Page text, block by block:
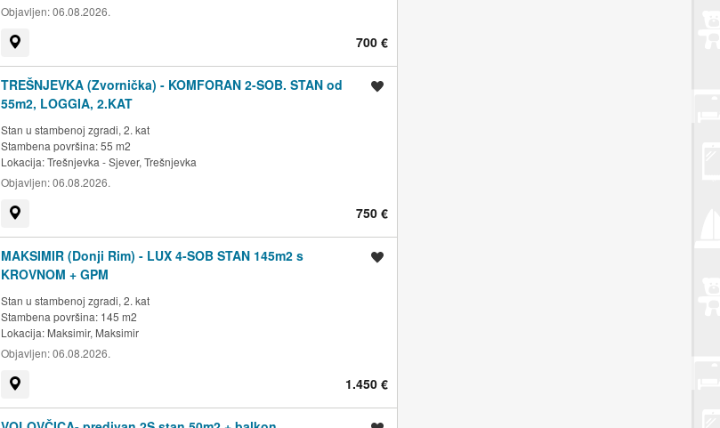
Objavljen:06.08.2026.
700 €
TREŠNJEVKA (Zvornička) - KOMFORAN 2-SOB. STAN od
55m2, LOGGIA, 2.KAT
Stan u stambenoj zgradi, 2. kat
Stambena površina: 55 m2
Lokacija:Trešnjevka - Sjever, Trešnjevka
Objavljen:06.08.2026.
750 €
MAKSIMIR (Donji Rim) - LUX 4-SOB STAN 145m2 s
KROVNOM + GPM
Stan u stambenoj zgradi, 2. kat
Stambena površina: 145 m2
Lokacija: Maksimir, Maksimir
Objavljen:06.08.2026.
1.450 €